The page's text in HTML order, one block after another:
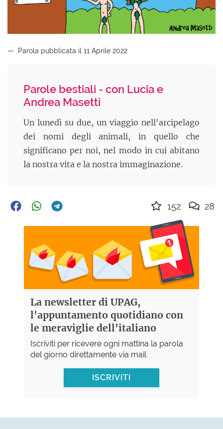
Parola pubblicata il 11 Aprile 2022
Parole bestiali - con Lucia e
Andrea Masetti
Un lunedì su due, un viaggio nell'arcipelago
dei nomi degli animali, in quello che
significano per noi, nel modo in cui abitano
la nostra vita e la nostra immaginazione.
152 28
La newsletter di UPAG,
l'appuntamento quotidiano con
le meraviglie dell'italiano
Iscriviti per ricevere ogni mattina la parola
del giorno direttamente via mail
ISCRIVITI